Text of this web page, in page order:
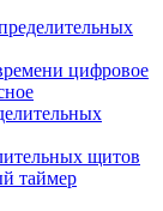
цифровое
щитов
таймер